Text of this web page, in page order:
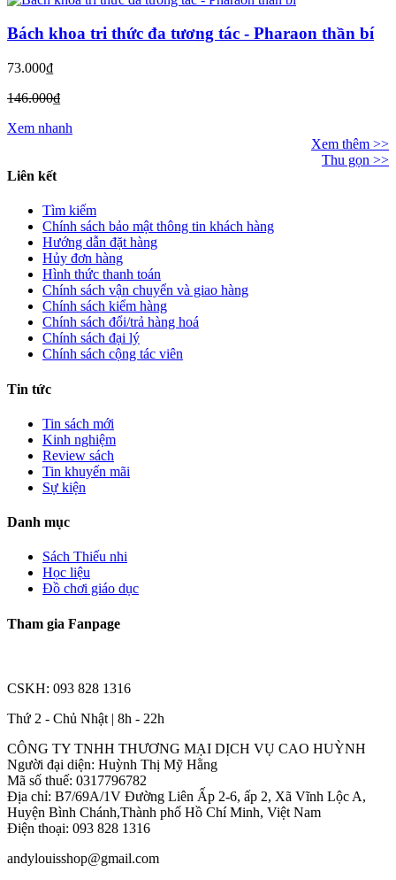
Bách khoa tri thức đa tương tác - Pharaon thần bí
73.000₫
146.000₫
Xem nhanh
Xem thêm >>
Thu gọn >>
Liên kết
Tìm kiếm
Chính sách bảo mật thông tin khách hàng
Hướng dẫn đặt hàng
Hủy đơn hàng
Hình thức thanh toán
Chính sách vận chuyển và giao hàng
Chính sách kiểm hàng
Chính sách đổi/trả hàng hoá
Chính sách đại lý
Chính sách cộng tác viên
Tin tức
Tin sách mới
Kinh nghiệm
Review sách
Tin khuyến mãi
Sự kiện
Danh mục
Sách Thiếu nhi
Học liệu
Đồ chơi giáo dục
Tham gia Fanpage
CSKH: 093 828 1316
Thứ 2 - Chủ Nhật | 8h - 22h
CÔNG TY TNHH THƯƠNG MẠI DỊCH VỤ CAO HUỲNH
Người đại diện: Huỳnh Thị Mỹ Hằng
Mã số thuế: 0317796782
Địa chỉ: B7/69A/1V Đường Liên Ấp 2-6, ấp 2, Xã Vĩnh Lộc A,
Huyện Bình Chánh,Thành phố Hồ Chí Minh, Việt Nam
Điện thoại: 093 828 1316
andylouisshop@gmail.com